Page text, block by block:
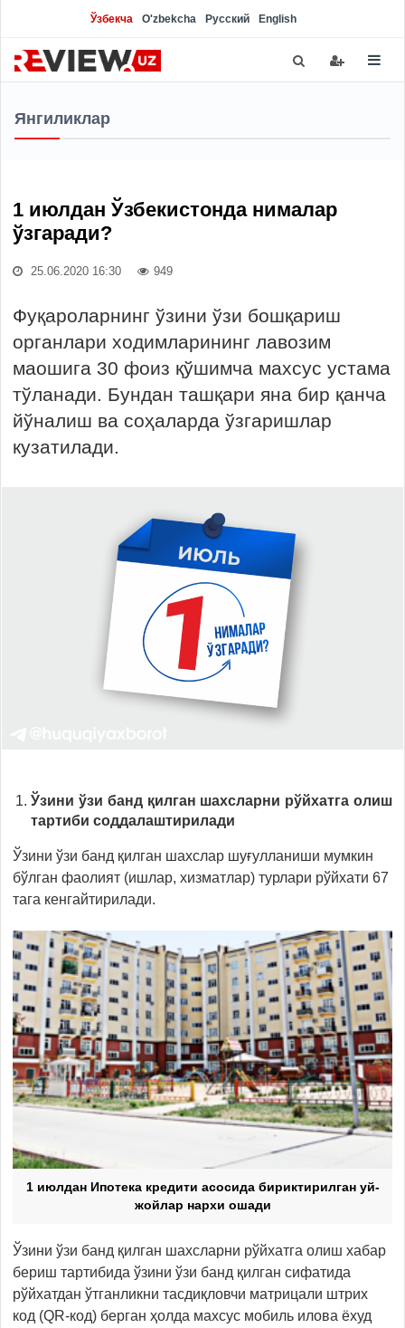
Ўзбекча O'zbekcha Русский English
Янгиликлар
1 июлдан Ўзбекистонда нималар
ўзгаради?
25.06.2020 16:30 949
Фуқароларнинг ўзини ўзи бошқариш
органлари ходимларининг лавозим
маошига 30 фоиз қўшимча махсус устама
тўланади. Бундан ташқари яна бир қанча
йўналиш ва соҳаларда ўзгаришлар
кузатилади.
Ўзини ўзи банд қилган шахсларни рўйхатга олиш
тартиби соддалаштирилади
Ўзини ўзи банд қилган шахслар шуғулланиши мумкин
бўлган фаолият (ишлар, хизматлар) турлари рўйхати 67
тага кенгайтирилади.
1 июлдан Ипотека кредити асосида бириктирилган уй-
жойлар нархи ошади
Ўзини ўзи банд қилган шахсларни рўйхатга олиш хабар
бериш тартибида ўзини ўзи банд қилган сифатида
рўйхатдан ўтганликни тасдиқловчи матрицали штрих
код (QR-код) берган ҳолда махсус мобиль илова ёхуд